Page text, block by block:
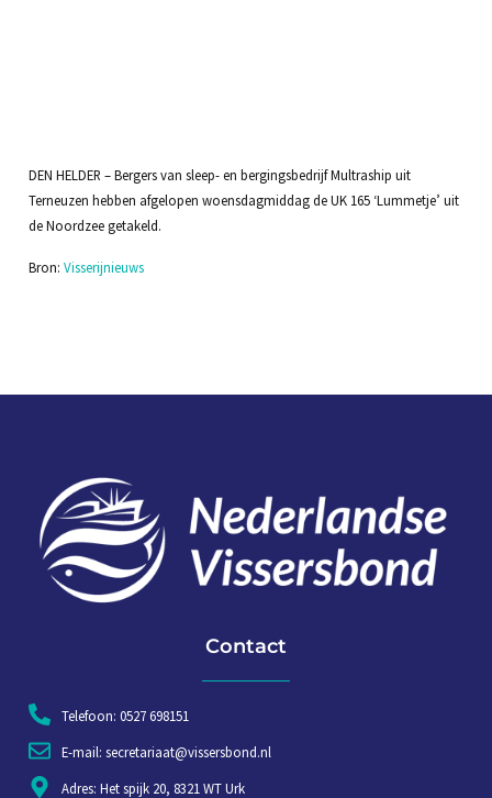
DEN HELDER – Bergers van sleep- en bergingsbedrijf Multraship uit
Terneuzen hebben afgelopen woensdagmiddag de UK 165 ‘Lummetje’ uit
de Noordzee getakeld.
Bron: Visserijnieuws
Contact
Telefoon: 0527 698151
E-mail: secretariaat@vissersbond.nl
Adres: Het spijk 20, 8321 WT Urk